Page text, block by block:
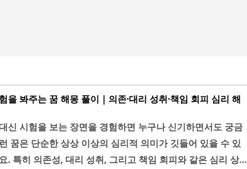
을 봐주는 꿈 해몽 풀이｜의존·대리 성취·책임 회피 심리 해
신 시험을 보는 장면을 경험하면 누구나 신기하면서도 궁금
꿈은 단순한 상상 이상의 심리적 의미가 깃들어 있을 수 있
. 특히 의존성, 대리 성취, 그리고 책임 회피와 같은 심리 상태